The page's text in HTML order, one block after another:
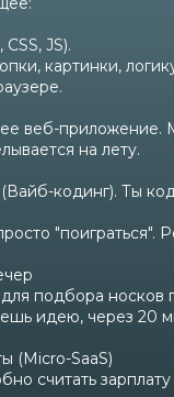
JS).
картинки,
веб-приложение.
на лету.
кодинг). Ты
"поиграться".
подбора носков
идею, через 20
(Micro-SaaS)
считать зарплату